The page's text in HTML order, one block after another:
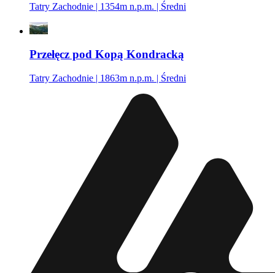
Tatry Zachodnie | 1354m n.p.m. | Średni
Przełęcz pod Kopą Kondracką
Tatry Zachodnie | 1863m n.p.m. | Średni